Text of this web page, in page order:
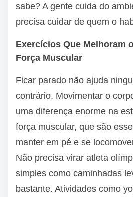
sabe? A gente cuida do
precisa cuidar de quem o
Exercícios Que Melhoram
Força Muscular
Ficar parado não ajuda
contrário. Movimentar o
uma diferença enorme na
força muscular, que são
manter em pé e se
Não precisa virar atleta
simples como caminhadas
bastante. Atividades como